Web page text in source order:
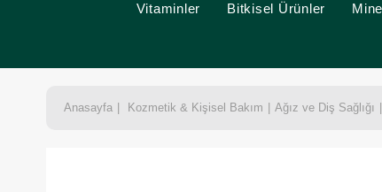
Vitaminler Bitkisel Ürünler
Anasayfa Kozmetik & Kişisel Bakım Ağız ve Diş Sağlığı